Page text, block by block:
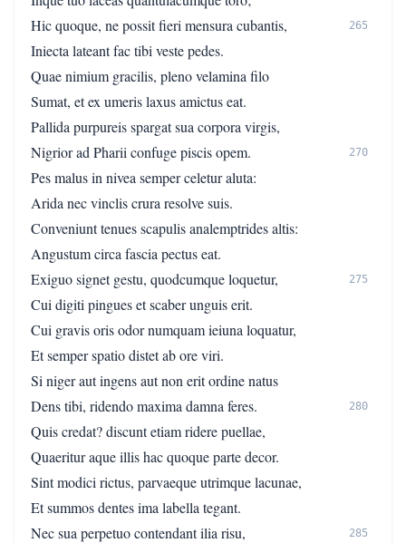
Hic quoque, ne possit fieri mensura cubantis,
265
Iniecta lateant fac tibi veste pedes.
Quae nimium gracilis, pleno velamina filo
Sumat, et ex umeris laxus amictus eat.
Pallida purpureis spargat sua corpora virgis,
Nigrior ad Pharii confuge piscis opem.
270
Pes malus in nivea semper celetur aluta:
Arida nec vinclis crura resolve suis.
Conveniunt tenues scapulis analemptrides altis:
Angustum circa fascia pectus eat.
Exiguo signet gestu, quodcumque loquetur,
275
Cui digiti pingues et scaber unguis erit.
Cui gravis oris odor numquam ieiuna loquatur,
Et semper spatio distet ab ore viri.
Si niger aut ingens aut non erit ordine natus
Dens tibi, ridendo maxima damna feres.
280
Quis credat? discunt etiam ridere puellae,
Quaeritur aque illis hac quoque parte decor.
Sint modici rictus, parvaeque utrimque lacunae,
Et summos dentes ima labella tegant.
Nec sua perpetuo contendant ilia risu,
285